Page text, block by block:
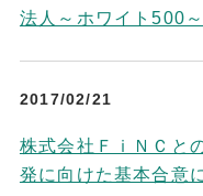
法人～ホワイト500
2017/02/21
株式会社ＦｉＮＣと
発に向けた基本合意